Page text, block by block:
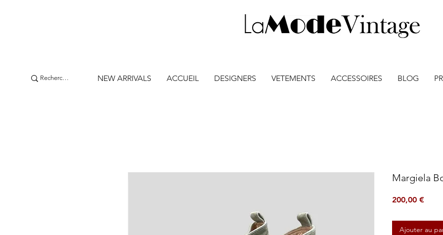
NEW ARRIVALS ACCUEIL DESIGNERS VETEMENTS ACCESSOIRES BLOG
Margiela
200,00 €Prix
Ajouter au